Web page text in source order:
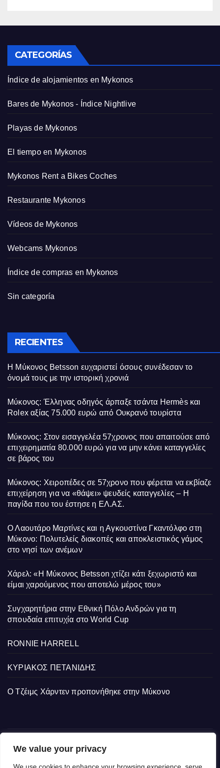
We value your privacy
CATEGORÍAS
Índice de alojamientos en Mykonos
Bares de Mykonos - Índice Nightlive
Playas de Mykonos
El tiempo en Mykonos
Mykonos Rent a Bikes Coches
Restaurante Mykonos
Vídeos de Mykonos
Webcams Mykonos
Índice de compras en Mykonos
Sin categoría
RECIENTES
Η Μύκονος Betsson ευχαριστεί όσους συνέδεσαν το
όνομά τους με την ιστορική χρονιά
Μύκονος: Έλληνας οδηγός άρπαξε τσάντα Hermès και
Rolex αξίας 75.000 ευρώ από Ουκρανό τουρίστα
Μύκονος: Στον εισαγγελέα 57χρονος που απαιτούσε από
επιχειρηματία 80.000 ευρώ για να μην κάνει καταγγελίες
σε βάρος του
Μύκονος: Χειροπέδες σε 57χρονο που φέρεται να εκβίαζε
επιχείρηση για να «θάψει» ψευδείς καταγγελίες – Η
παγίδα που του έστησε η ΕΛ.ΑΣ.
Ο Λαουτάρο Μαρτίνες και η Αγκουστίνα Γκαντόλφο στη
Μύκονο: Πολυτελείς διακοπές και αποκλειστικός γάμος
στο νησί των ανέμων
Χάρελ: «Η Μύκονος Betsson χτίζει κάτι ξεχωριστό και
είμαι χαρούμενος που αποτελώ μέρος του»
Συγχαρητήρια στην Εθνική Πόλο Ανδρών για τη
σπουδαία επιτυχία στο World Cup
RONNIE HARRELL
ΚΥΡΙΑΚΟΣ ΠΕΤΑΝΙΔΗΣ
Ο Τζέιμς Χάρντεν προπονήθηκε στην Μύκονο